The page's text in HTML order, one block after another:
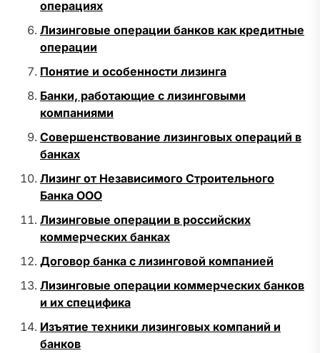
операциях
Лизинговые операции банков как кредитные
операции
Понятие и особенности лизинга
Банки, работающие с лизинговыми
компаниями
Совершенствование лизинговых операций в
банках
Лизинг от Независимого Строительного
Банка ООО
Лизинговые операции в российских
коммерческих банках
Договор банка с лизинговой компанией
Лизинговые операции коммерческих банков
и их специфика
Изъятие техники лизинговых компаний и
банков